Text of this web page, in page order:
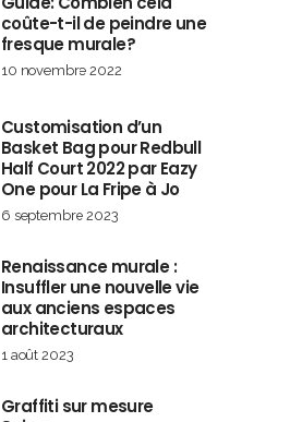
coûte-t-il de peindre une
fresque murale?
10 novembre 2022
Customisation d’un
Basket Bag pour Redbull
Half Court 2022 par Eazy
One pour La Fripe à Jo
6 septembre 2023
Renaissance murale :
Insuffler une nouvelle vie
aux anciens espaces
architecturaux
1 août 2023
Graffiti sur mesure